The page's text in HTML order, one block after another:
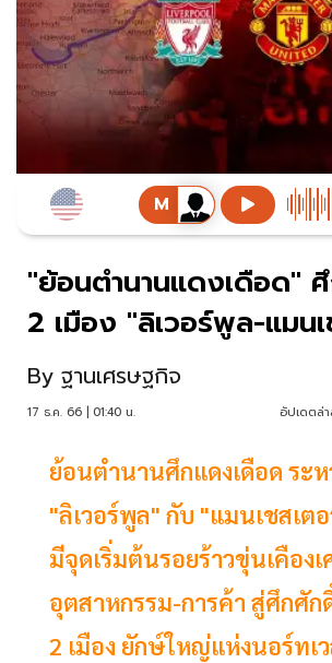
"ย้อนตำนานแดงเดือด"
2 เมือง "ลิเวอร์พูล-แมน
By ฐานเศรษฐกิจ
17 ธ.ค. 66 | 01:40 น. อัปเดตล่
ย้อนตำนานศึกแดงเดือด ระห
"ลิเวอร์พูล" กับ "แมนเชสเต
มีจุดเริ่มต้นรอยร้าวขุ่นเคือง
อุตสาหกรรม-การค้า สู่ศึกศั
2 เมือง ยักษ์ใหญ่แห่งนอร์ทเ